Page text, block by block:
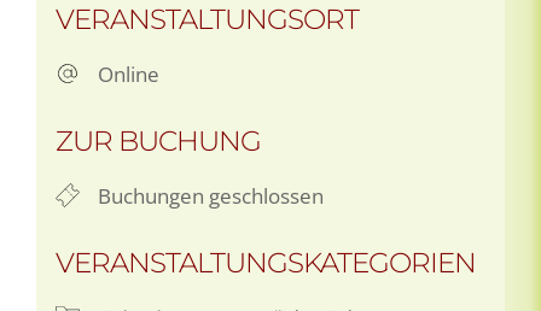
VERANSTALTUNGSORT
Online
ZUR BUCHUNG
Buchungen geschlossen
VERANSTALTUNGSKATEGORIEN